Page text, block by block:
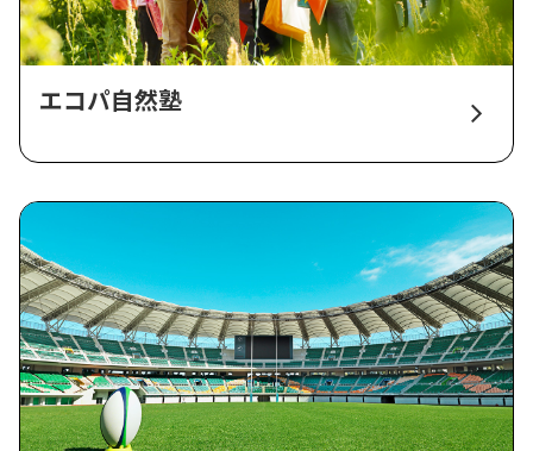
エコパ自然塾